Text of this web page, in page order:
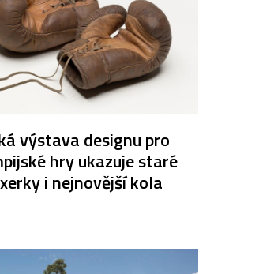
výstava designu pro
hry ukazuje staré
i nejnovější kola